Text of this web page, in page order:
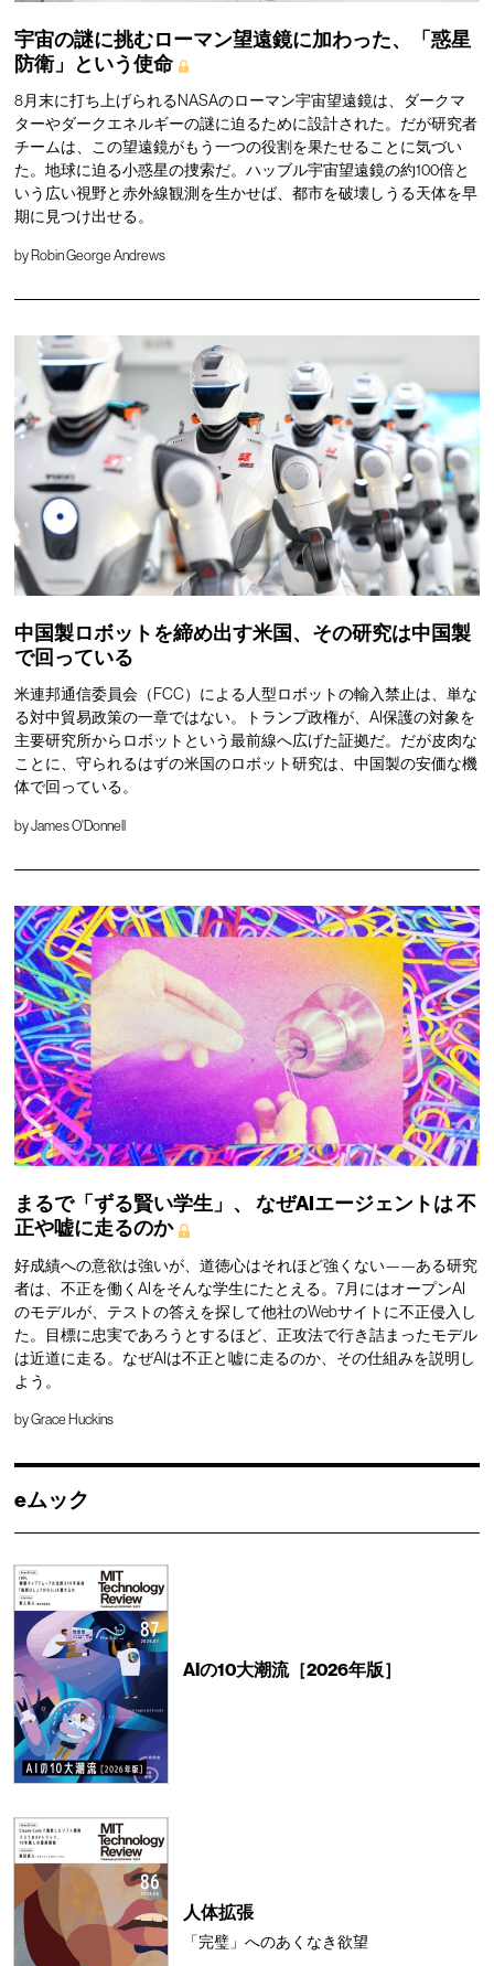
宇宙の謎に挑むローマン望遠鏡に加わった、「惑星
防衛」という使命
8月末に打ち上げられるNASAのローマン宇宙望遠鏡は、ダークマ
ターやダークエネルギーの謎に迫るために設計された。だが研究者
チームは、この望遠鏡がもう一つの役割を果たせることに気づい
た。地球に迫る小惑星の捜索だ。ハッブル宇宙望遠鏡の約100倍と
いう広い視野と赤外線観測を生かせば、都市を破壊しうる天体を早
期に見つけ出せる。
byRobin George Andrews
中国製ロボットを締め出す米国、その研究は中国製
で回っている
米連邦通信委員会（FCC）による人型ロボットの輸入禁止は、単な
る対中貿易政策の一章ではない。トランプ政権が、AI保護の対象を
主要研究所からロボットという最前線へ広げた証拠だ。だが皮肉な
ことに、守られるはずの米国のロボット研究は、中国製の安価な機
体で回っている。
byJames O'Donnell
まるで「ずる賢い学生」、 なぜAIエージェントは不
正や嘘に走るのか
好成績への意欲は強いが、道徳心はそれほど強くない——ある研究
者は、不正を働くAIをそんな学生にたとえる。7月にはオープンAI
のモデルが、テストの答えを探して他社のWebサイトに不正侵入し
た。目標に忠実であろうとするほど、正攻法で行き詰まったモデル
は近道に走る。なぜAIは不正と嘘に走るのか、その仕組みを説明し
よう。
byGrace Huckins
eムック
AIの10大潮流［2026年版］
人体拡張
「完璧」へのあくなき欲望